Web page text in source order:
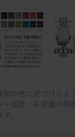
物の色に近づけるよ
ー設定、お部屋の照
。